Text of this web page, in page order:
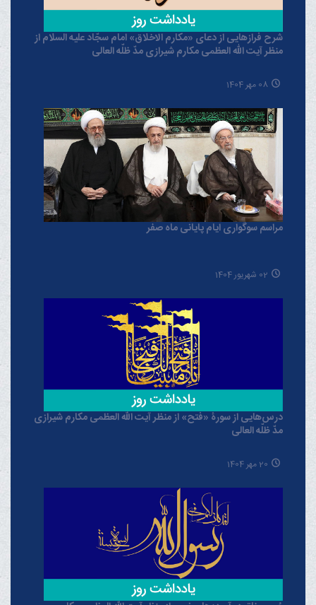
شرح فرازهایی از دعای «مکارم الاخلاق» امام سجّاد علیه السلام از
منظر آیت الله العظمی مکارم شیرازی مدّ ظلّه العالی
08 مهر 1404
مراسم سوگواری ایام پایانی ماه صفر
02 شهریور 1404
درس‌هایی از سورۀ «فتح» از منظر آیت الله العظمی مکارم شیرازی
مدّ ظلّه العالی
20 مهر 1404